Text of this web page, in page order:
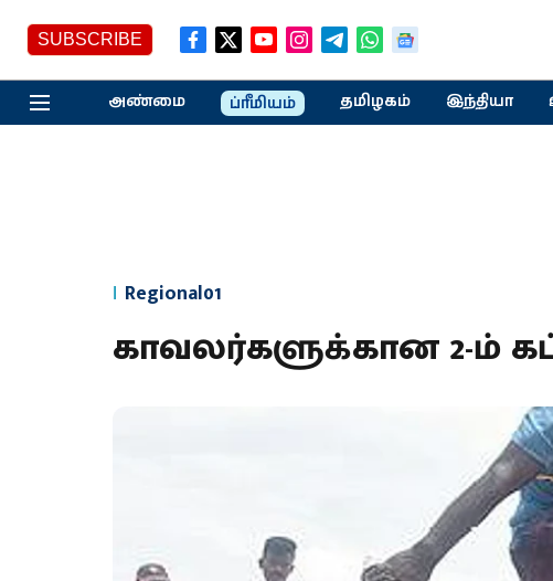
SUBSCRIBE
அண்மை ப்ரீமியம் தமிழகம் இந்தியா
Regional01
காவலர்களுக்கான 2-ம்